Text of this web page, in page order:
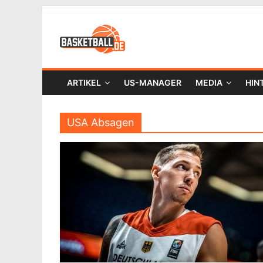
ARTIKEL US-MANAGER MEDIA
USA Absagen